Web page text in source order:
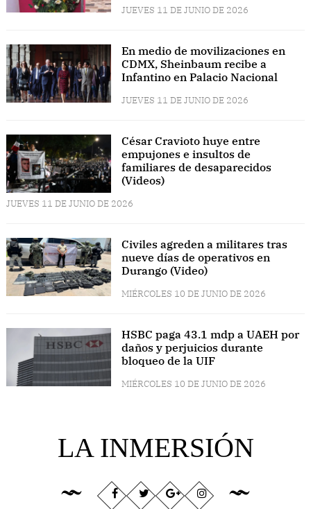
JUEVES 11 DE JUNIO DE 2026
En medio de movilizaciones en
CDMX, Sheinbaum recibe a
Infantino en Palacio Nacional
JUEVES 11 DE JUNIO DE 2026
César Cravioto huye entre
empujones e insultos de
familiares de desaparecidos
(Videos)
JUEVES 11 DE JUNIO DE 2026
Civiles agreden a militares tras
nueve días de operativos en
Durango (Video)
MIÉRCOLES 10 DE JUNIO DE 2026
HSBC paga 43.1 mdp a UAEH por
daños y perjuicios durante
bloqueo de la UIF
MIÉRCOLES 10 DE JUNIO DE 2026
LA INMERSIÓN